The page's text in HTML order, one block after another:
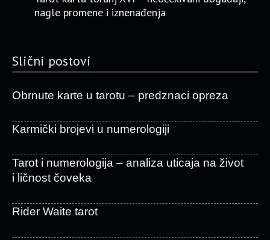
nagle promene i iznenađenja
Slični postovi
Obrnute karte u tarotu – predznaci opreza
Karmički brojevi u numerologiji
Tarot i numerologija – analiza uticaja na život
i ličnost čoveka
Rider Waite tarot